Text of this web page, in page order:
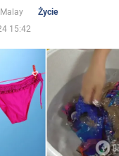
Życie
15:42